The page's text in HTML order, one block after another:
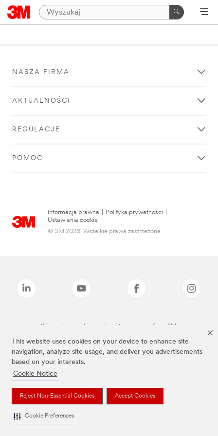
This website uses cookies on your device to enhance site
navigation, analyze site usage, and deliver you advertisements
based on your interests.
Cookie Notice
Reject Non-Essential Cookies Accept Cookies
Cookie Preferences
NASZA FIRMA
AKTUALNOŚCI
REGULACJE
POMOC
Informacja prawna Polityka prywatności
Ustawienia cookie
© 3M 2026. Wszelkie prawa zastrzeżone.
Wymienione marki są znakami towarowymi firmy 3M.